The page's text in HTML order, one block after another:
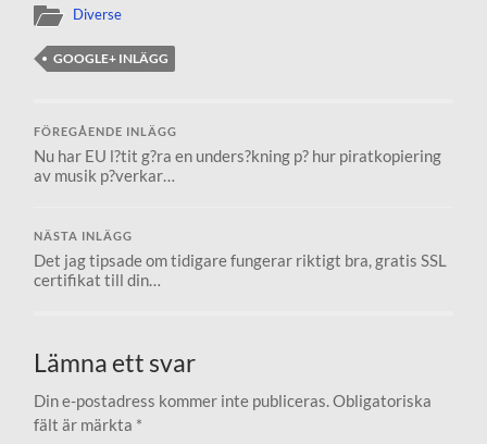
Diverse
GOOGLE+ INLÄGG
FÖREGÅENDE INLÄGG
Nu har EU l?tit g?ra en unders?kning p? hur piratkopiering
av musik p?verkar…
NÄSTA INLÄGG
Det jag tipsade om tidigare fungerar riktigt bra, gratis SSL
certifikat till din…
Lämna ett svar
Din e-postadress kommer inte publiceras. Obligatoriska
fält är märkta *